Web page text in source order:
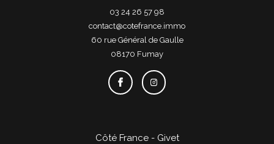
03 24 26 57 98
contact@cotefrance.immo
60 rue Général de Gaulle
08170
fumay
Côté France - Givet